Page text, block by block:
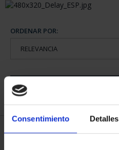
Consentimiento Detalles
ORDENAR POR:
1 Productos encontrados